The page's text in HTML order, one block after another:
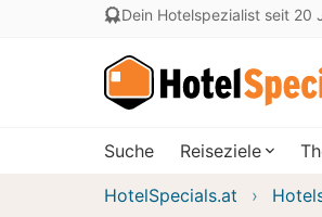
Dein Hotelspezialist seit 20
Suche Reiseziele
HotelSpecials.at